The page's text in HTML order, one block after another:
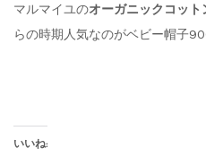
マルマイユのオーガニックコット
らの時期人気なのがベビー帽子
いいね: